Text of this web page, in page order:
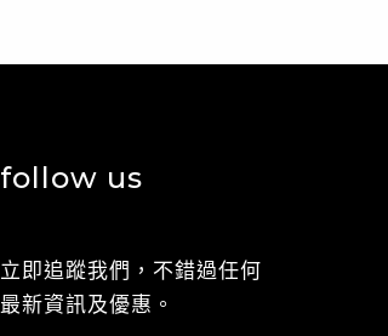
follow us
立即追蹤我們，不錯過任何
最新資訊及優惠。